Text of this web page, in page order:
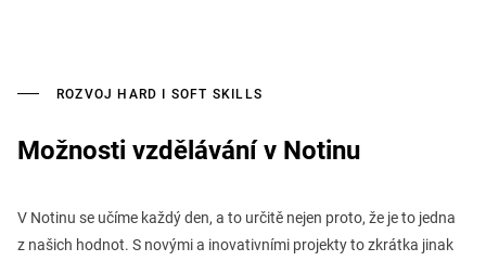
ROZVOJ HARD I SOFT SKILLS
Možnosti vzdělávání v Notinu
V Notinu se učíme každý den, a to určitě nejen proto, že je to jedna
z našich hodnot. S novými a inovativními projekty to zkrátka jinak